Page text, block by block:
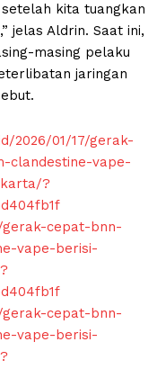
kita tuangkan
jelas Aldrin. Saat ini,
masing pelaku
jaringan
2026/01/17/gerak-
clandestine-vape-
?
gerak-cepat-bnn-
vape-berisi-
gerak-cepat-bnn-
vape-berisi-